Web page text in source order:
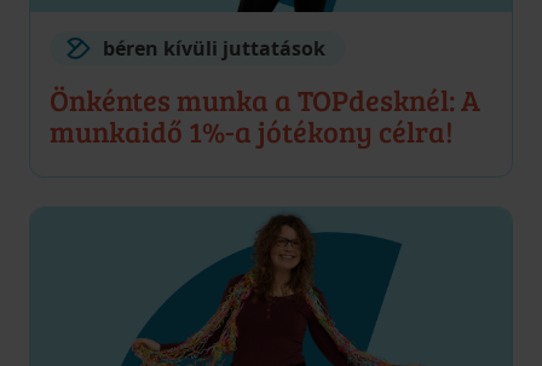
béren kívüli juttatások
Önkéntes munka a TOPdesknél: A
munkaidő 1%-a jótékony célra!